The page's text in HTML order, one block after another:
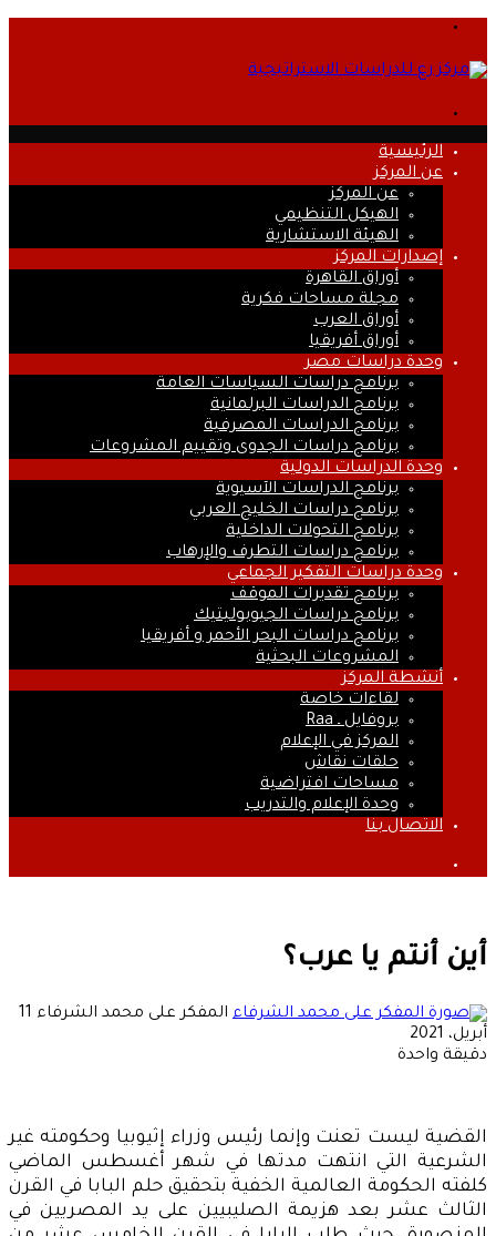
الرئيسية
عن المركز
عن المركز
الهيكل التنظيمي
الهيئة الاستشارية
إصدارات المركز
أوراق القاهرة
مجلة مساحات فكرية
أوراق العرب
أوراق أفريقيا
وحدة دراسات مصر
برنامج دراسات السياسات العامة
برنامج الدراسات البرلمانية
برنامج الدراسات المصرفية
برنامج دراسات الجدوى وتقييم المشروعات
وحدة الدراسات الدولية
برنامج الدراسات الآسيوية
برنامج دراسات الخليج العربي
برنامج التحولات الداخلية
برنامج دراسات التطرف والإرهاب
وحدة دراسات التفكير الجماعي
برنامج تقديرات الموقف
برنامج دراسات الجيوبوليتيك
برنامج دراسات البحر الأحمر و أفريقيا
المشروعات البحثية
أنشطة المركز
لقاءات خاصة
بروفايل ـ Raa
المركز في الإعلام
حلقات نقاش
مساحات افتراضية
وحدة الإعلام والتدريب
الاتصال بنا
أين أنتم يا عرب؟
المفكر على محمد الشرفاء 11
أبريل، 2021
دقيقة واحدة
القضية ليست تعنت وإنما رئيس وزراء إثيوبيا وحكومته غير
الشرعية التي انتهت مدتها في شهر أغسطس الماضي
كلفته الحكومة العالمية الخفية بتحقيق حلم البابا في القرن
الثالث عشر بعد هزيمة الصليبيين على يد المصريين في